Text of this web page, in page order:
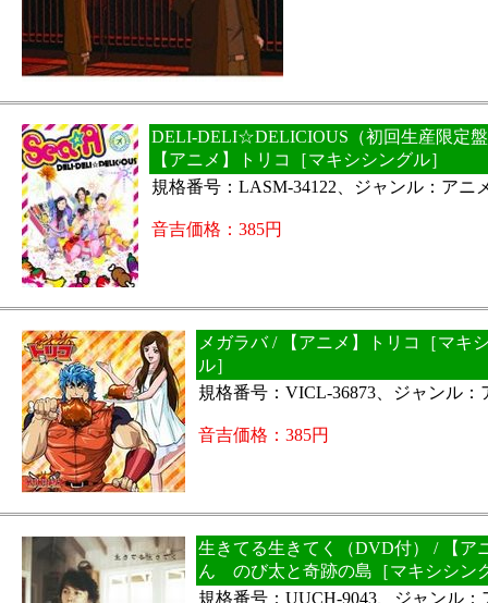
DELI-DELI☆DELICIOUS（初回生産限定
【アニメ】トリコ［マキシシングル］
規格番号：LASM-34122、ジャンル：アニ
音吉価格：385円
メガラバ / 【アニメ】トリコ［マキ
ル］
規格番号：VICL-36873、ジャンル：
音吉価格：385円
生きてる生きてく（DVD付） / 【ア
ん のび太と奇跡の島［マキシシン
規格番号：UUCH-9043、ジャンル：